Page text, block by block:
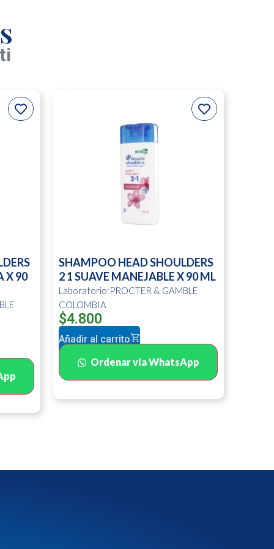
X 90
SHAMPOO HEAD SHOULDERS
2 1 SUAVE MANEJABLE X 90 ML
Laboratorio:PROCTER & GAMBLE
COLOMBIA
$4.800
Añadir al carrito
Ordenar vía WhatsApp